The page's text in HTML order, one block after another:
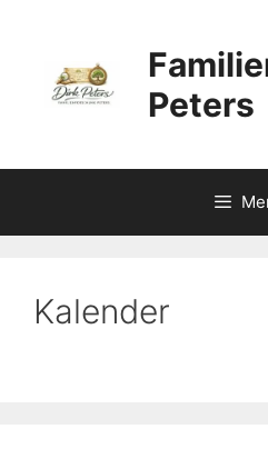
springen
Peters
Kalender